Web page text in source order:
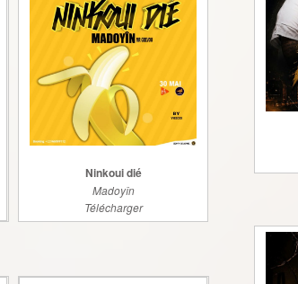
Ninkoui dié
Madoyîn
Télécharger